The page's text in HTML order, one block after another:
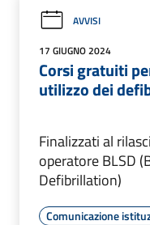
AVVISI
17 GIUGNO 2024
Corsi gratuiti
utilizzo dei
Finalizzati al
operatore BLSD
Defibrillation)
Comunicazione